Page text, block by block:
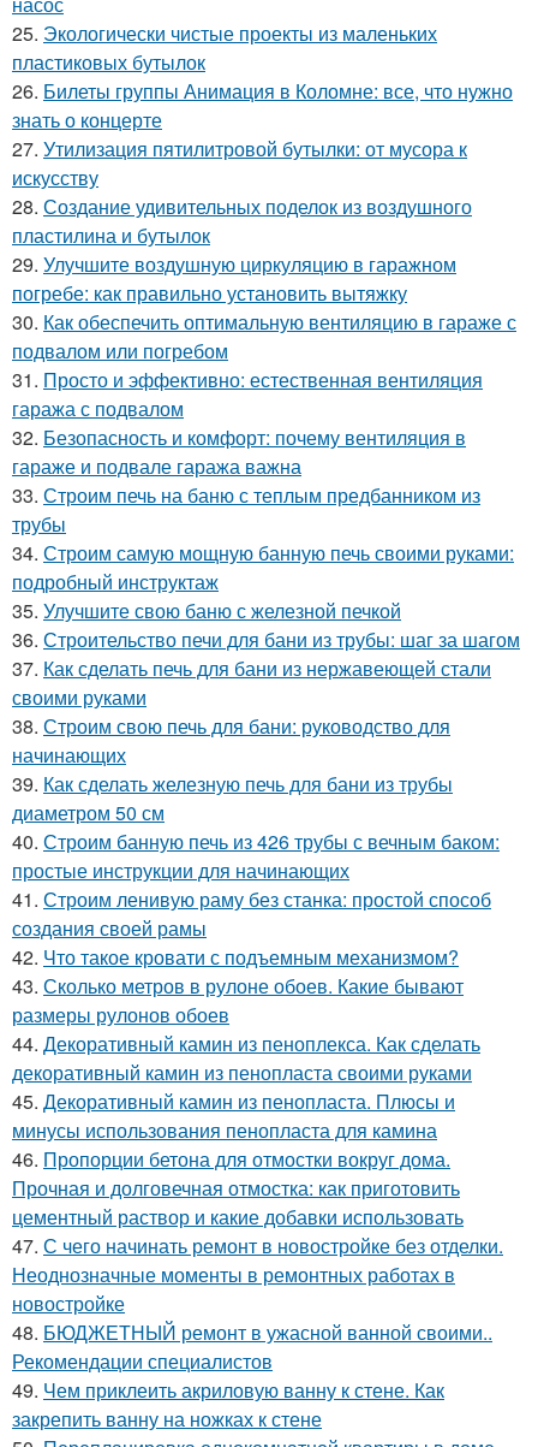
25. Экологически чистые проекты из маленьких
пластиковых бутылок
26. Билеты группы Анимация в Коломне: все, что нужно
знать о концерте
27. Утилизация пятилитровой бутылки: от мусора к
искусству
28. Создание удивительных поделок из воздушного
пластилина и бутылок
29. Улучшите воздушную циркуляцию в гаражном
погребе: как правильно установить вытяжку
30. Как обеспечить оптимальную вентиляцию в гараже с
подвалом или погребом
31. Просто и эффективно: естественная вентиляция
гаража с подвалом
32. Безопасность и комфорт: почему вентиляция в
гараже и подвале гаража важна
33. Строим печь на баню с теплым предбанником из
трубы
34. Строим самую мощную банную печь своими руками:
подробный инструктаж
35. Улучшите свою баню с железной печкой
36. Строительство печи для бани из трубы: шаг за шагом
37. Как сделать печь для бани из нержавеющей стали
своими руками
38. Строим свою печь для бани: руководство для
начинающих
39. Как сделать железную печь для бани из трубы
диаметром 50 см
40. Строим банную печь из 426 трубы с вечным баком:
простые инструкции для начинающих
41. Строим ленивую раму без станка: простой способ
создания своей рамы
42. Что такое кровати с подъемным механизмом?
43. Сколько метров в рулоне обоев. Какие бывают
размеры рулонов обоев
44. Декоративный камин из пеноплекса. Как сделать
декоративный камин из пенопласта своими руками
45. Декоративный камин из пенопласта. Плюсы и
минусы использования пенопласта для камина
46. Пропорции бетона для отмостки вокруг дома.
Прочная и долговечная отмостка: как приготовить
цементный раствор и какие добавки использовать
47. С чего начинать ремонт в новостройке без отделки.
Неоднозначные моменты в ремонтных работах в
новостройке
48. БЮДЖЕТНЫЙ ремонт в ужасной ванной своими..
Рекомендации специалистов
49. Чем приклеить акриловую ванну к стене. Как
закрепить ванну на ножках к стене